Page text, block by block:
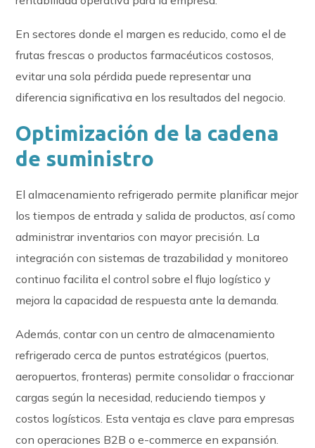
En sectores donde el margen es reducido, como el de
frutas frescas o productos farmacéuticos costosos,
evitar una sola pérdida puede representar una
diferencia significativa en los resultados del negocio.
Optimización de la cadena
de suministro
El almacenamiento refrigerado permite planificar mejor
los tiempos de entrada y salida de productos, así como
administrar inventarios con mayor precisión. La
integración con sistemas de trazabilidad y monitoreo
continuo facilita el control sobre el flujo logístico y
mejora la capacidad de respuesta ante la demanda.
Además, contar con un centro de almacenamiento
refrigerado cerca de puntos estratégicos (puertos,
aeropuertos, fronteras) permite consolidar o fraccionar
cargas según la necesidad, reduciendo tiempos y
costos logísticos. Esta ventaja es clave para empresas
con operaciones B2B o e-commerce en expansión.